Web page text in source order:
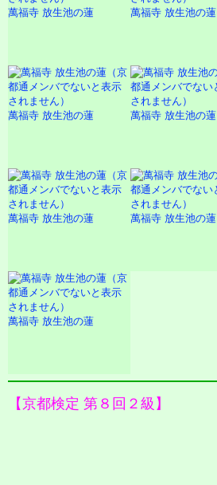
萬福寺 放生池の蓮 萬福寺 放生池の蓮
萬福寺 放生池の蓮 萬福寺 放生池の蓮
萬福寺 放生池の蓮 萬福寺 放生池の蓮
萬福寺 放生池の蓮
【京都検定 第８回２級】